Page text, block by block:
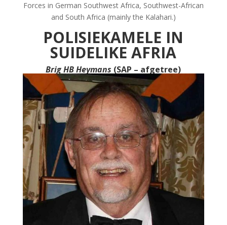
Forces in German Southwest Africa, Southwest-African
and South Africa (mainly the Kalahari.)
POLISIEKAMELE IN
SUIDELIKE AFRIA
Brig HB Heymans (SAP – afgetree)